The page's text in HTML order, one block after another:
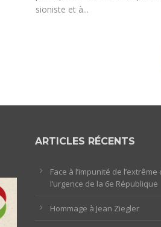
sioniste et à...
ARTICLES RÉCENTS
Face à l’impunité de
l’urgence de la 6e République
Hommage à Jean Ziegler